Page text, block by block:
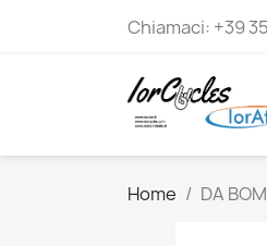
Chiamaci: +39
Home DA